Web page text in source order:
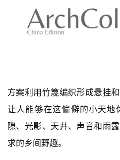
方案利用竹篾编织形成悬挂
让人能够在这偏僻的小天地
隙、光影、天井、声音和雨
求的乡间野趣。